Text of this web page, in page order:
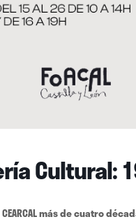
Cultural:
más de cuatro